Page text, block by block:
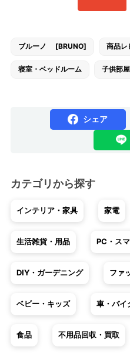
ブルーノ [BRUNO] 商品レ
寝室・ベッドルーム 子供部
シェア
カテゴリから探す
インテリア・家具 家電
生活雑貨・用品 PC・ス
DIY・ガーデニング ファ
ベビー・キッズ 車・バイ
食品 不用品回収・買取